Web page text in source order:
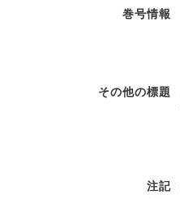
巻号情報
その他の標題
注記